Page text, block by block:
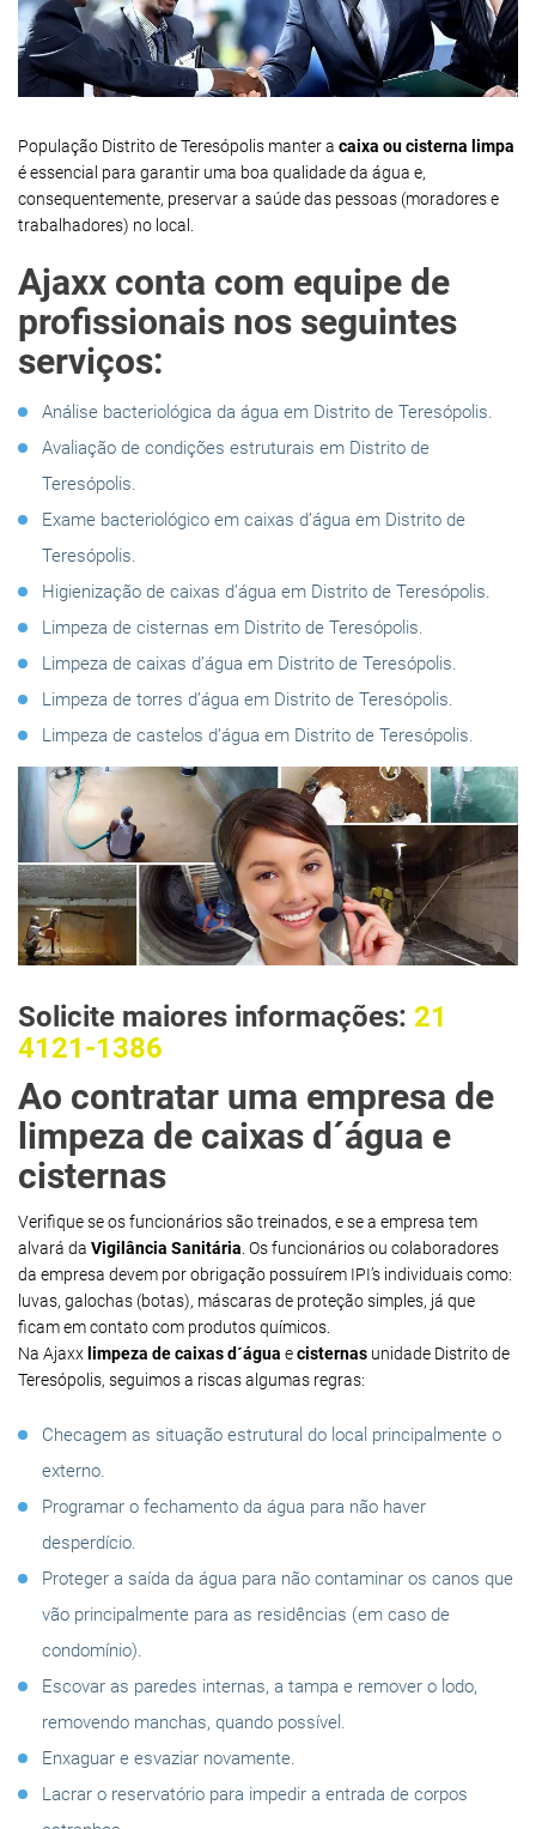
População Distrito de Teresópolis manter a caixa ou cisterna limpa
é essencial para garantir uma boa qualidade da água e,
consequentemente, preservar a saúde das pessoas (moradores e
trabalhadores) no local.
Ajaxx conta com equipe de
profissionais nos seguintes
serviços:
Análise bacteriológica da água em Distrito de Teresópolis.
Avaliação de condições estruturais em Distrito de
Teresópolis.
Exame bacteriológico em caixas d’água em Distrito de
Teresópolis.
Higienização de caixas d’água em Distrito de Teresópolis.
Limpeza de cisternas em Distrito de Teresópolis.
Limpeza de caixas d’água em Distrito de Teresópolis.
Limpeza de torres d’água em Distrito de Teresópolis.
Limpeza de castelos d’água em Distrito de Teresópolis.
Solicite maiores informações: 21
4121-1386
Ao contratar uma empresa de
limpeza de caixas d´água e
cisternas
Verifique se os funcionários são treinados, e se a empresa tem
alvará da Vigilância Sanitária . Os funcionários ou colaboradores
da empresa devem por obrigação possuírem IPI’s individuais como:
luvas, galochas (botas), máscaras de proteção simples, já que
ficam em contato com produtos químicos.
Na Ajaxx limpeza de caixas d´água ecisternas unidade Distrito de
Teresópolis, seguimos a riscas algumas regras:
Checagem as situação estrutural do local principalmente o
externo.
Programar o fechamento da água para não haver
desperdício.
Proteger a saída da água para não contaminar os canos que
vão principalmente para as residências (em caso de
condomínio).
Escovar as paredes internas, a tampa e remover o lodo,
removendo manchas, quando possível.
Enxaguar e esvaziar novamente.
Lacrar o reservatório para impedir a entrada de corpos